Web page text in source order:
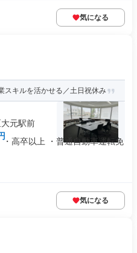
気になる
スキルを活かせる／土日祝休み
元駅前
高卒以上 ・普通自動車運転免
気になる